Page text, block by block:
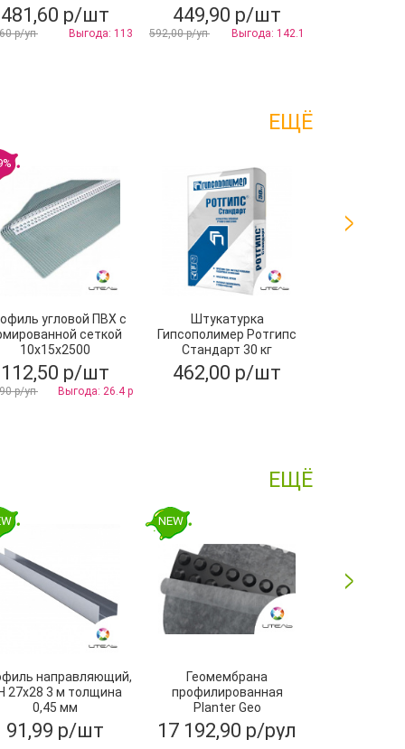
481,60 р/шт
р/уп Выгода: 113
449,90 р/шт
592,00 р/уп Выгода: 142.1
ЕЩЁ
угловой ПВХ с
сеткой
10х15x2500
112,50 р/шт
р/уп Выгода: 26.4 р
Штукатурка
Гипсополимер Ротгипс
Стандарт 30 кг
462,00 р/шт
ЕЩЁ
направляющий,
27х28 3 м толщина
0,45 мм
91,99 р/шт
NEW
Геомембрана
профилированная
Planter Geo
2х15м,ТехноНИКОЛЬ
17 192,90 р/рул